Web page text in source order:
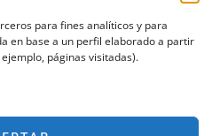
para fines analíticos y para
en base a un perfil elaborado a partir
páginas visitadas).